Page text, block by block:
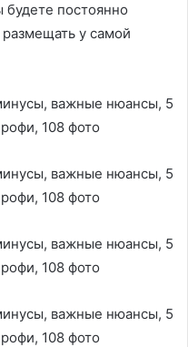
постоянно
у самой